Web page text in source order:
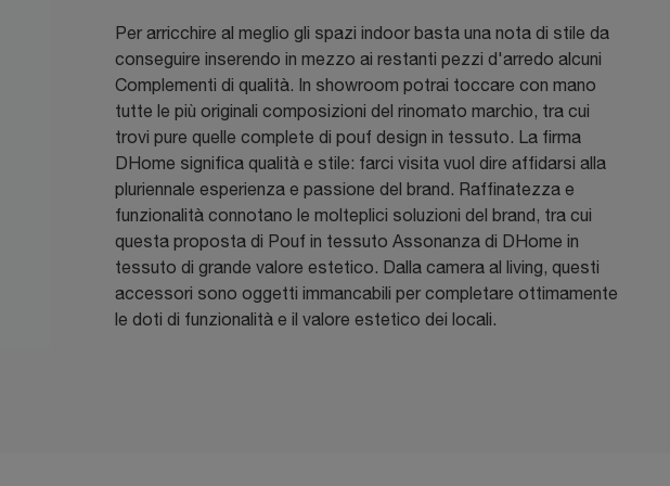
Per arricchire al meglio gli spazi indoor basta una nota di stile da
conseguire inserendo in mezzo ai restanti pezzi d'arredo alcuni
Complementi di qualità. In showroom potrai toccare con mano
tutte le più originali composizioni del rinomato marchio, tra cui
trovi pure quelle complete di pouf design in tessuto. La firma
DHome significa qualità e stile: farci visita vuol dire affidarsi alla
pluriennale esperienza e passione del brand. Raffinatezza e
funzionalità connotano le molteplici soluzioni del brand, tra cui
questa proposta di Pouf in tessuto Assonanza di DHome in
tessuto di grande valore estetico. Dalla camera al living, questi
accessori sono oggetti immancabili per completare ottimamente
le doti di funzionalità e il valore estetico dei locali.